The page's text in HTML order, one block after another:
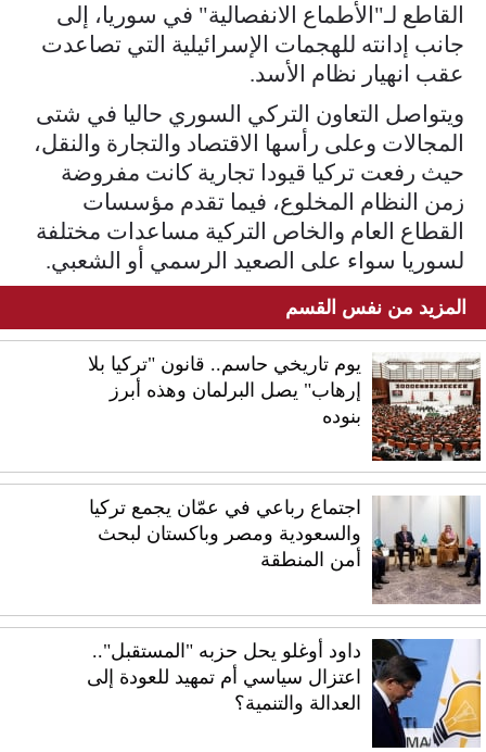
القاطع لـ"الأطماع الانفصالية" في سوريا، إلى
جانب إدانته للهجمات الإسرائيلية التي تصاعدت
عقب انهيار نظام الأسد.
ويتواصل التعاون التركي السوري حاليا في شتى
المجالات وعلى رأسها الاقتصاد والتجارة والنقل،
حيث رفعت تركيا قيودا تجارية كانت مفروضة
زمن النظام المخلوع، فيما تقدم مؤسسات
القطاع العام والخاص التركية مساعدات مختلفة
لسوريا سواء على الصعيد الرسمي أو الشعبي.
المزيد من نفس القسم
يوم تاريخي حاسم.. قانون "تركيا بلا
إرهاب" يصل البرلمان وهذه أبرز
بنوده
اجتماع رباعي في عمّان يجمع تركيا
والسعودية ومصر وباكستان لبحث
أمن المنطقة
داود أوغلو يحل حزبه "المستقبل"..
اعتزال سياسي أم تمهيد للعودة إلى
العدالة والتنمية؟